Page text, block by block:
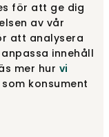
för att ge dig
av vår
att analysera
innehåll
mer hur vi
konsument